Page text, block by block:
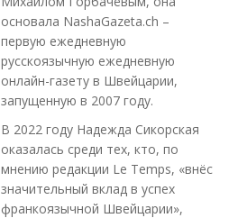
основала NashaGazeta.ch –
первую ежедневную
русскоязычную ежедневную
онлайн-газету в Швейцарии,
запущенную в 2007 году.
В 2022 году Надежда Сикорская
оказалась среди тех, кто, по
мнению редакции Le Temps, «внёс
значительный вклад в успех
франкоязычной Швейцарии»,